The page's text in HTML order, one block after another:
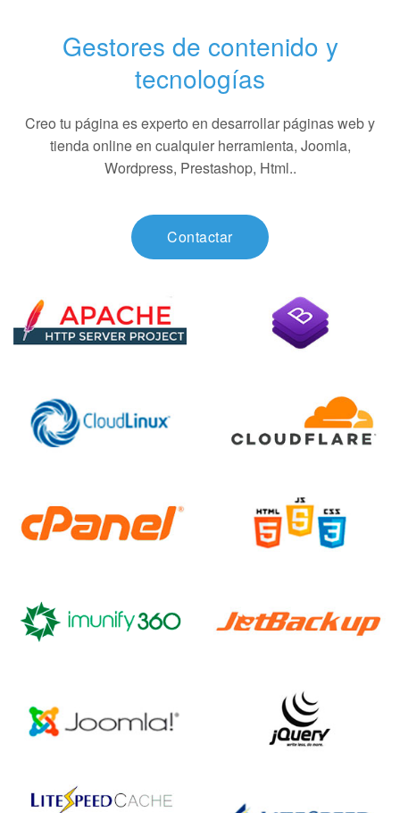
Gestores de contenido y
tecnologías
Creo tu página es experto en desarrollar páginas web y
tienda online en cualquier herramienta, Joomla,
Wordpress, Prestashop, Html..
Contactar